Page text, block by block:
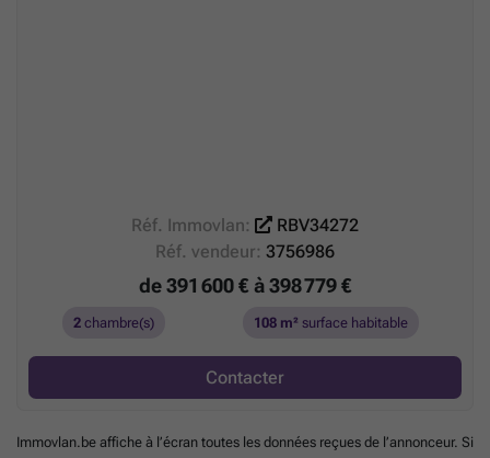
Réf. Immovlan:
RBV34272
Réf. vendeur: 3756986
de 391 600 € à 398 779 €
2 chambre(s) 108 m² surface habitable
Contacter
Immovlan.be affiche à l’écran toutes les données reçues de l’annonceur. Si